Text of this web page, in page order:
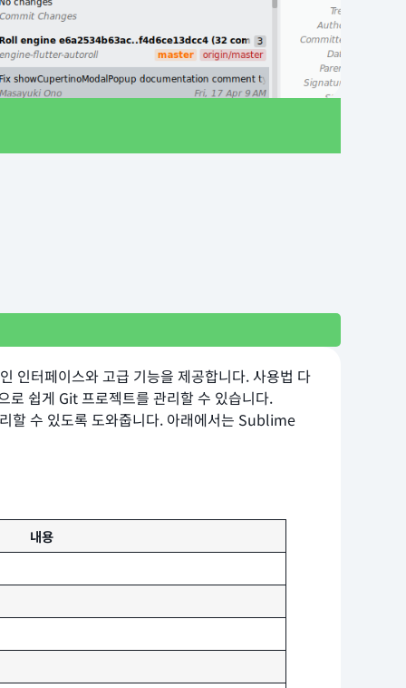
인터페이스와 고급 기능을 제공합니다. 사용법 다
로 쉽게 Git 프로젝트를 관리할 수 있습니다.
할 수 있도록 도와줍니다. 아래에서는 Sublime
내용